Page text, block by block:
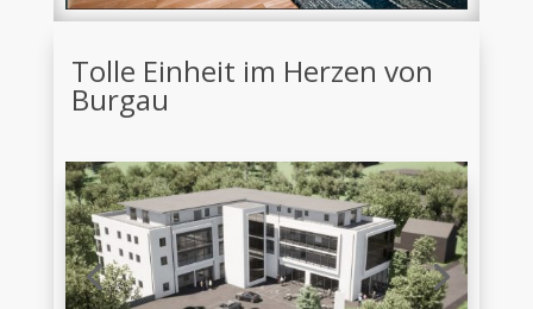
Tolle Einheit im Herzen von
Burgau